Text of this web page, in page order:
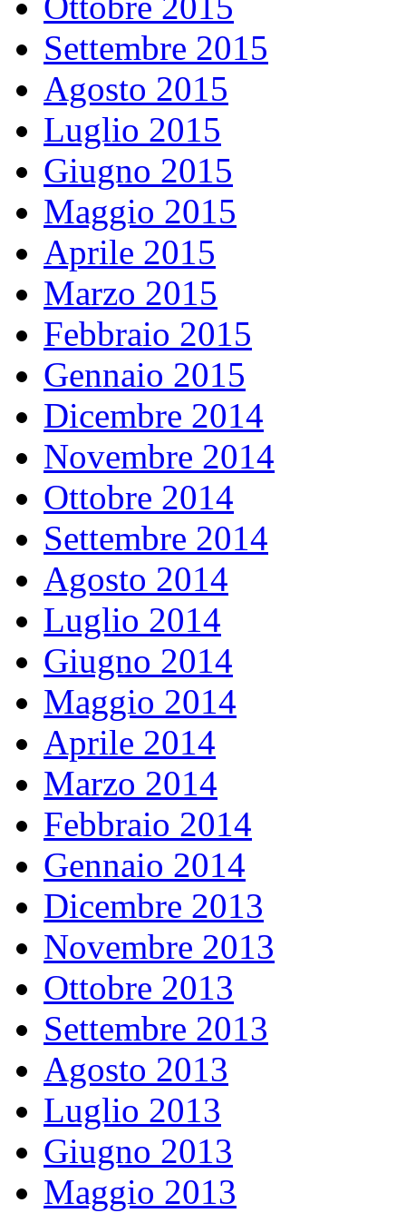
Settembre 2015
Agosto 2015
Luglio 2015
Giugno 2015
Maggio 2015
Aprile 2015
Marzo 2015
Febbraio 2015
Gennaio 2015
Dicembre 2014
Novembre 2014
Ottobre 2014
Settembre 2014
Agosto 2014
Luglio 2014
Giugno 2014
Maggio 2014
Aprile 2014
Marzo 2014
Febbraio 2014
Gennaio 2014
Dicembre 2013
Novembre 2013
Ottobre 2013
Settembre 2013
Agosto 2013
Luglio 2013
Giugno 2013
Maggio 2013